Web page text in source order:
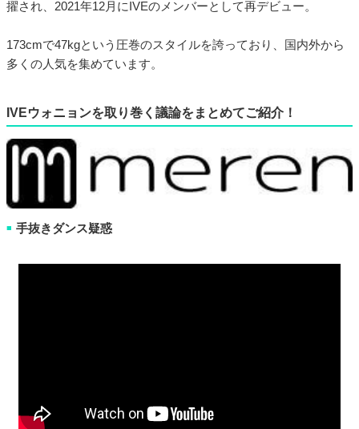
擢され、2021年12月にIVEのメンバーとして再デビュー。
173cmで47kgという圧巻のスタイルを誇っており、国内外から
多くの人気を集めています。
IVEウォニョンを取り巻く議論をまとめてご紹介！
■ 手抜きダンス疑惑